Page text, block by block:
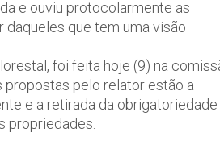
e ouviu protocolarmente as
que tem uma visão
foi feita hoje (9) na
propostas pelo relator estão a
e a retirada da obrigatoriedade
propriedades.